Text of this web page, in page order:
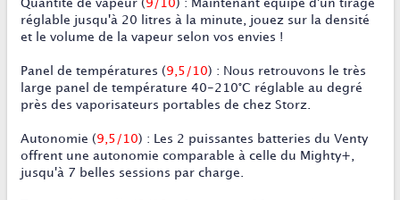
Quantité de vapeur (9/10) : Maintenant équipé d'un tirage
réglable jusqu'à 20 litres à la minute, jouez sur la densité
et le volume de la vapeur selon vos envies !
Panel de températures (9,5/10) : Nous retrouvons le très
large panel de température 40-210°C réglable au degré
près des vaporisateurs portables de chez Storz.
Autonomie (9,5/10) : Les 2 puissantes batteries du Venty
offrent une autonomie comparable à celle du Mighty+,
jusqu'à 7 belles sessions par charge.